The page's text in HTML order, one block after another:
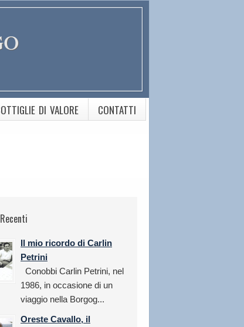
DI VALORE CONTATTI
Il mio ricordo di Carlin
Petrini
Conobbi Carlin Petrini, nel
1986, in occasione di un
viaggio nella Borgog...
Oreste Cavallo, il